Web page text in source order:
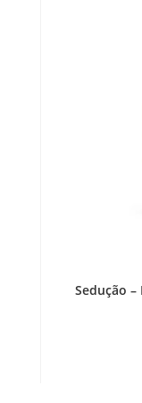
Sedução –